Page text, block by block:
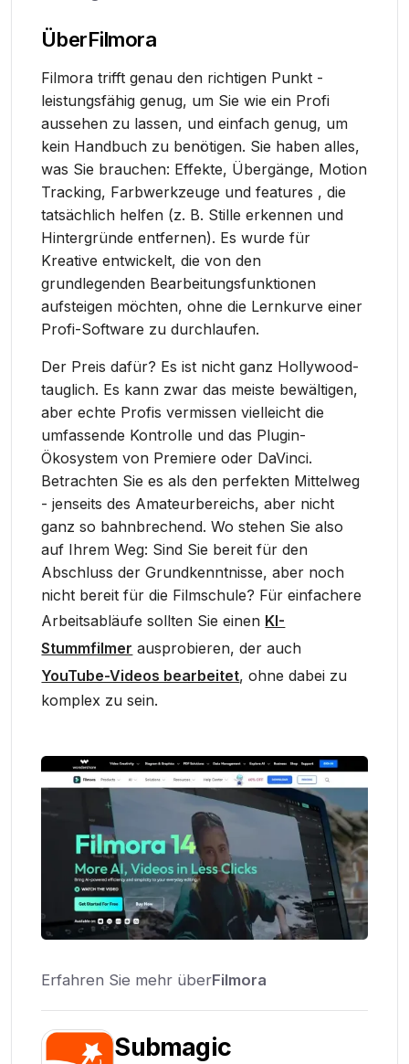
ÜberFilmora
Filmora trifft genau den richtigen Punkt -
leistungsfähig genug, um Sie wie ein Profi
aussehen zu lassen, und einfach genug, um
kein Handbuch zu benötigen. Sie haben alles,
was Sie brauchen: Effekte, Übergänge, Motion
Tracking, Farbwerkzeuge und features , die
tatsächlich helfen (z. B. Stille erkennen und
Hintergründe entfernen). Es wurde für
Kreative entwickelt, die von den
grundlegenden Bearbeitungsfunktionen
aufsteigen möchten, ohne die Lernkurve einer
Profi-Software zu durchlaufen.
Der Preis dafür? Es ist nicht ganz Hollywood-
tauglich. Es kann zwar das meiste bewältigen,
aber echte Profis vermissen vielleicht die
umfassende Kontrolle und das Plugin-
Ökosystem von Premiere oder DaVinci.
Betrachten Sie es als den perfekten Mittelweg
- jenseits des Amateurbereichs, aber nicht
ganz so bahnbrechend. Wo stehen Sie also
auf Ihrem Weg: Sind Sie bereit für den
Abschluss der Grundkenntnisse, aber noch
nicht bereit für die Filmschule? Für einfachere
Arbeitsabläufe sollten Sie einen KI-
Stummfilmer ausprobieren, der auch
YouTube-Videos bearbeitet, ohne dabei zu
komplex zu sein.
Erfahren Sie mehr überFilmora
Submagic